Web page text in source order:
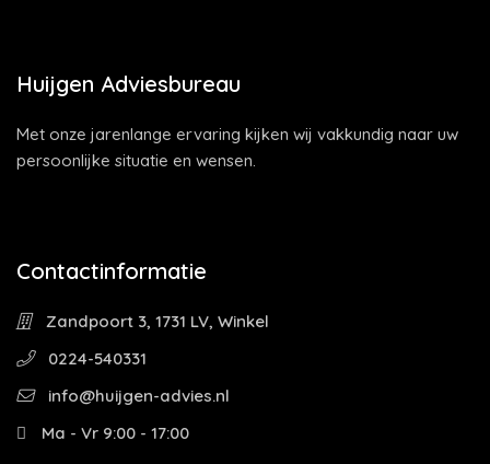
Huijgen Adviesbureau
Met onze jarenlange ervaring kijken wij vakkundig naar uw
persoonlijke situatie en wensen.
Contactinformatie
Zandpoort 3, 1731 LV, Winkel
0224-540331
info@huijgen-advies.nl
Ma - Vr 9:00 - 17:00